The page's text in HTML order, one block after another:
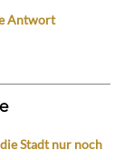
Antwort
Stadt nur noch